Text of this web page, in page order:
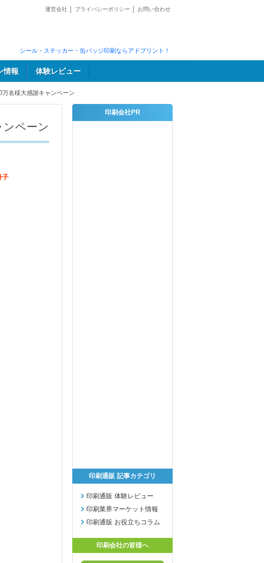
運営会社 プライバシーポリシー お問い合わせ
シール・ステッカー・缶バッジ印刷ならアドプリント！
情報 体験レビュー
万名様大感謝キャンペーン
ンペーン
子
印刷会社PR
印刷通販 記事カテゴリ
印刷通販 体験レビュー
印刷業界マーケット情報
印刷通販 お役立ちコラム
印刷会社の皆様へ